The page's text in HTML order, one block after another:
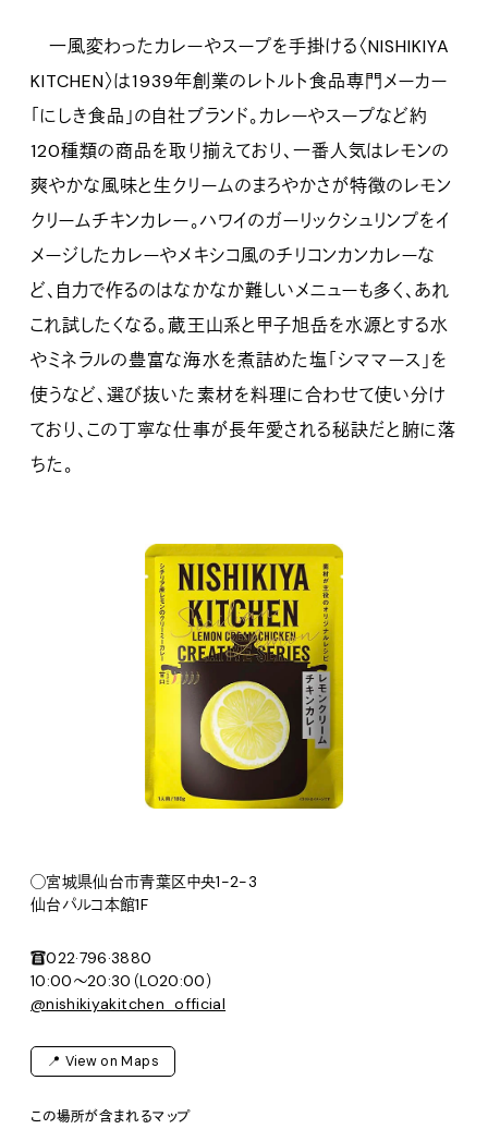
一風変わったカレーやスープを手掛ける〈NISHIKIYA
KITCHEN〉は1939年創業のレトルト食品専門メーカー
「にしき食品」の自社ブランド。カレーやスープなど約
120種類の商品を取り揃えており、一番人気はレモンの
爽やかな風味と生クリームのまろやかさが特徴のレモン
クリームチキンカレー。ハワイのガーリックシュリンプをイ
メージしたカレーやメキシコ風のチリコンカンカレーな
ど、自力で作るのはなかなか難しいメニューも多く、あれ
これ試したくなる。蔵王山系と甲子旭岳を水源とする水
やミネラルの豊富な海水を煮詰めた塩「シママース」を
使うなど、選び抜いた素材を料理に合わせて使い分け
ており、この丁寧な仕事が長年愛される秘訣だと腑に落
ちた。
◯宮城県仙台市青葉区中央1-2-3
仙台パルコ本館1F
☎️022·796·3880
10:00～20:30（LO20:00）
@nishikiyakitchen_official
📍 View on Maps
この場所が含まれるマップ